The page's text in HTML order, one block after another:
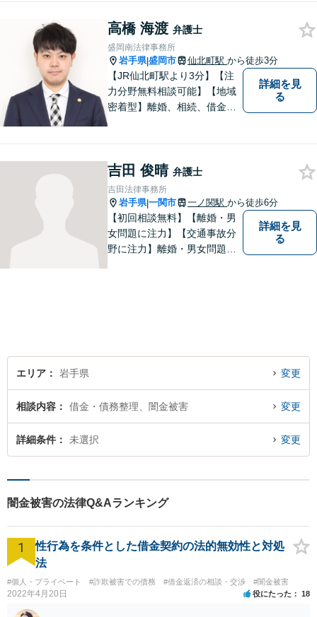
専門用語は避け、依頼者様が
理解しやすい対応を心がけて
います。【土日祝・時間外対
応可】
高橋 海渡 弁護士
盛岡南法律事務所
岩手県|盛岡市 仙北町駅 から徒歩3分
【JR仙北町駅より3分】【注
力分野無料相談可能】【地域
密着型】離婚、相続、借金、
っています。どんなささいな
ことでも構いません。お気軽
にご相談ください。
詳細を見
る
吉田 俊晴 弁護士
吉田法律事務所
岩手県|一関市 一ノ関駅 から徒歩6分
【初回相談無料】【離婚・男
女問題に注力】【交通事故分
野に注力】離婚・男女問題、
詳細を見
る
エリア 岩手県 変更
相談内容 借金・債務整理、闇金被害 変更
詳細条件 未選択 変更
闇金被害の法律Q&Aランキング
1
性行為を条件とした借金契約の法的無効性と対処
法
#個人・プライベート #詐欺被害での債務 #借金返済の相談・交渉 #闇金被害
2022年4月20日 役にたった 18